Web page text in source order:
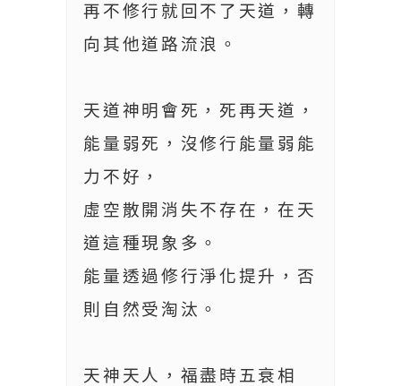
再不修行就回不了天道，轉
向其他道路流浪。
天道神明會死，死再天道，
能量弱死，沒修行能量弱能
力不好，
虛空散開消失不存在，在天
道這種現象多。
能量透過修行淨化提升，否
則自然受淘汰。
天神天人，福盡時五衰相